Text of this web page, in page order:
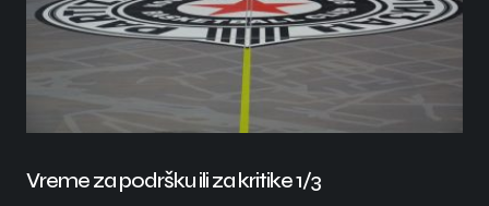
Vreme za podršku ili za kritike 1/3